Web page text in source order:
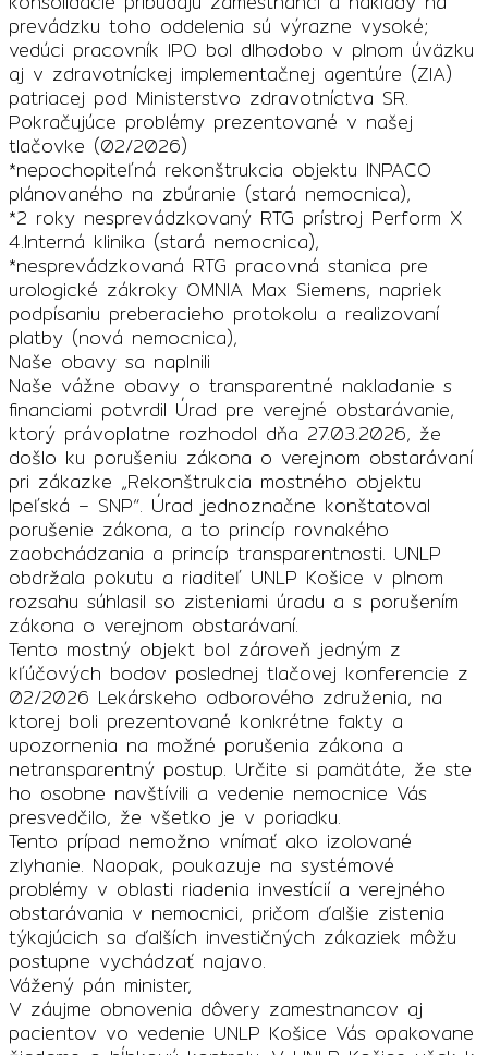
prevádzku toho oddelenia sú výrazne vysoké;
vedúci pracovník IPO bol dlhodobo v plnom úväzku
aj v zdravotníckej implementačnej agentúre (ZIA)
patriacej pod Ministerstvo zdravotníctva SR.
Pokračujúce problémy prezentované v našej
tlačovke (02/2026)
*nepochopiteľná rekonštrukcia objektu INPACO
plánovaného na zbúranie (stará nemocnica),
*2 roky nesprevádzkovaný RTG prístroj Perform X
4.Interná klinika (stará nemocnica),
*nesprevádzkovaná RTG pracovná stanica pre
urologické zákroky OMNIA Max Siemens, napriek
podpísaniu preberacieho protokolu a realizovaní
platby (nová nemocnica),
Naše obavy sa naplnili
Naše vážne obavy o transparentné nakladanie s
financiami potvrdil Úrad pre verejné obstarávanie,
ktorý právoplatne rozhodol dňa 27.03.2026, že
došlo ku porušeniu zákona o verejnom obstarávaní
pri zákazke „Rekonštrukcia mostného objektu
Ipeľská – SNP“. Úrad jednoznačne konštatoval
porušenie zákona, a to princíp rovnakého
zaobchádzania a princíp transparentnosti. UNLP
obdržala pokutu a riaditeľ UNLP Košice v plnom
rozsahu súhlasil so zisteniami úradu a s porušením
zákona o verejnom obstarávaní.
Tento mostný objekt bol zároveň jedným z
kľúčových bodov poslednej tlačovej konferencie z
02/2026 Lekárskeho odborového združenia, na
ktorej boli prezentované konkrétne fakty a
upozornenia na možné porušenia zákona a
netransparentný postup. Určite si pamätáte, že ste
ho osobne navštívili a vedenie nemocnice Vás
presvedčilo, že všetko je v poriadku.
Tento prípad nemožno vnímať ako izolované
zlyhanie. Naopak, poukazuje na systémové
problémy v oblasti riadenia investícií a verejného
obstarávania v nemocnici, pričom ďalšie zistenia
týkajúcich sa ďalších investičných zákaziek môžu
postupne vychádzať najavo.
Vážený pán minister,
V záujme obnovenia dôvery zamestnancov aj
pacientov vo vedenie UNLP Košice Vás opakovane